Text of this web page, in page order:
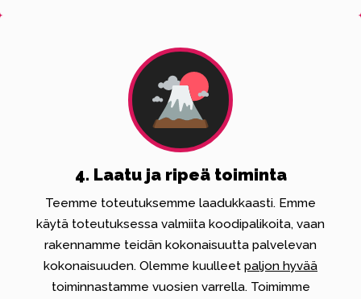
4. Laatu ja ripeä toiminta
Teemme toteutuksemme laadukkaasti. Emme
käytä toteutuksessa valmiita koodipalikoita, vaan
rakennamme teidän kokonaisuutta palvelevan
kokonaisuuden. Olemme kuulleet paljon hyvää
toiminnastamme vuosien varrella. Toimimme